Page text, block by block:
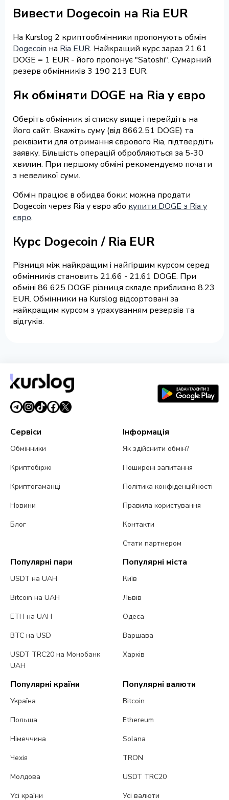
Вивести Dogecoin на Ria EUR
На Kurslog 2 криптообмінники пропонують обмін
Dogecoin на Ria EUR. Найкращий курс зараз 21.61
DOGE = 1 EUR - його пропонує "Satoshi". Сумарний
резерв обмінників 3 190 213 EUR.
Як обміняти DOGE на Ria у євро
Оберіть обмінник зі списку вище і перейдіть на
його сайт. Вкажіть суму (від 8662.51 DOGE) та
реквізити для отримання єврового Ria, підтвердіть
заявку. Більшість операцій обробляються за 5-30
хвилин. При першому обміні рекомендуємо почати
з невеликої суми.
Обмін працює в обидва боки: можна продати
Dogecoin через Ria у євро або купити DOGE з Ria у
євро.
Курс Dogecoin / Ria EUR
Різниця між найкращим і найгіршим курсом серед
обмінників становить 21.66 - 21.61 DOGE. При
обміні 86 625 DOGE різниця складе приблизно 8.23
EUR. Обмінники на Kurslog відсортовані за
найкращим курсом з урахуванням резервів та
відгуків.
Сервіси
Обмінники
Криптобіржі
Криптогаманці
Новини
Блог
Інформація
Як здійснити обмін?
Поширені запитання
Політика конфіденційності
Правила користування
Контакти
Стати партнером
Популярні пари
USDT на UAH
Bitcoin на UAH
ETH на UAH
BTC на USD
USDT TRC20 на Монобанк
UAH
Популярні міста
Київ
Львів
Одеса
Варшава
Харків
Популярні країни
Україна
Польща
Німеччина
Чехія
Молдова
Усі країни
Популярні валюти
Bitcoin
Ethereum
Solana
TRON
USDT TRC20
Усі валюти